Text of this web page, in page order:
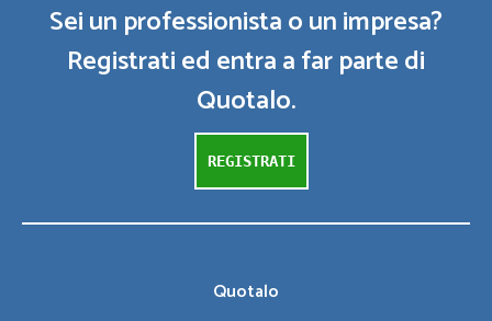
Sei un professionista o un impresa?
Registrati ed entra a far parte di
Quotalo.
REGISTRATI
Quotalo